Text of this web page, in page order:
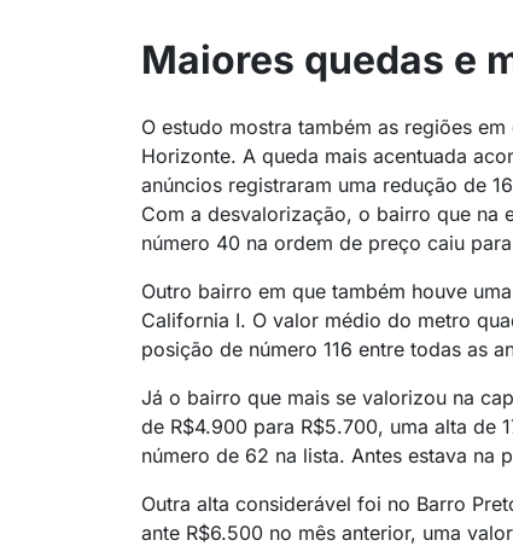
Maiores quedas e
O estudo mostra também as regiões
Horizonte. A queda mais acentuada
anúncios registraram uma redução de
Com a desvalorização, o bairro que na
número 40 na ordem de preço caiu
Outro bairro em que também houve
California I. O valor médio do metro
posição de número 116 entre todas as
Já o bairro que mais se valorizou na
de R$4.900 para R$5.700, uma alta de
número de 62 na lista. Antes estava na
Outra alta considerável foi no Barro
ante R$6.500 no mês anterior, uma